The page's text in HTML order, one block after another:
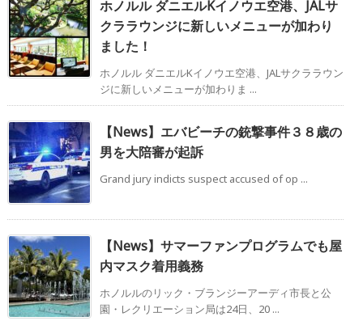
ホノルル ダニエルKイノウエ空港、JALサ
クララウンジに新しいメニューが加わり
ました！
ホノルル ダニエルKイノウエ空港、JALサクララウン
ジに新しいメニューが加わりま ...
【News】エバビーチの銃撃事件３８歳の
男を大陪審が起訴
Grand jury indicts suspect accused of op ...
【News】サマーファンプログラムでも屋
内マスク着用義務
ホノルルのリック・ブランジーアーディ市長と公
園・レクリエーション局は24日、20 ...